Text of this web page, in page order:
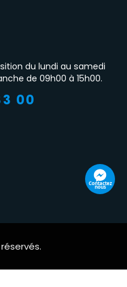
du lundi au samedi
de 09h00 à 15h00.
00
Contactez
nous